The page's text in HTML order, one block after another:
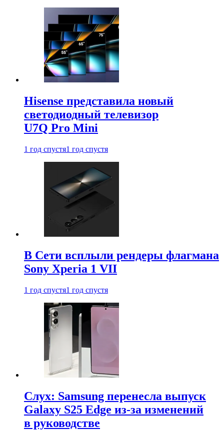
Hisense представила новый
светодиодный телевизор
U7Q Pro Mini
1 год спустя1 год спустя
В Сети всплыли рендеры флагмана
Sony Xperia 1 VII
1 год спустя1 год спустя
Слух: Samsung перенесла выпуск
Galaxy S25 Edge из-за изменений
в руководстве